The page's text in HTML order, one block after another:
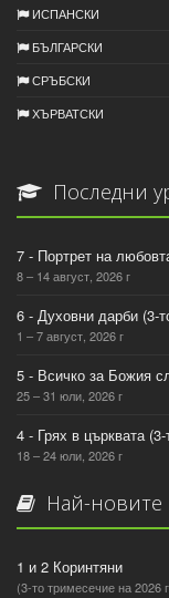
ИСПАНСКИ
БЪЛГАРСКИ
СРЪБСКИ
ХЪРВАТСКИ
Последни
7 - Портрет на
8 – 14 август, 2026 г
6 - Духовни дарби (3-
1 – 7 август, 2026 г
5 - Всичко за Божия
25 – 31 юли, 2026 г
4 - Грях в църквата
18 – 24 юли, 2026 г
Най-новите
1 и 2 Коринтяни
(3-то тримесечие на 2026